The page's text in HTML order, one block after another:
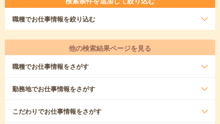
職種でお仕事情報を絞り込む
他の検索結果ページを見る
職種でお仕事情報をさがす
勤務地でお仕事情報をさがす
こだわりでお仕事情報をさがす